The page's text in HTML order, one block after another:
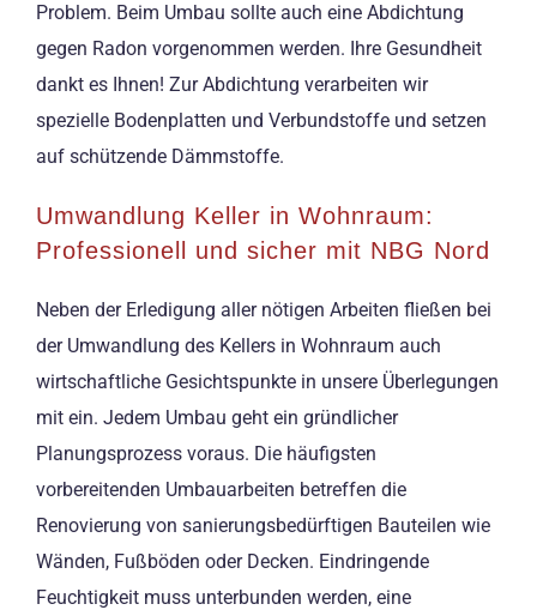
Problem. Beim Umbau sollte auch eine Abdichtung
gegen Radon vorgenommen werden. Ihre Gesundheit
dankt es Ihnen! Zur Abdichtung verarbeiten wir
spezielle Bodenplatten und Verbundstoffe und setzen
auf schützende Dämmstoffe.
Umwandlung Keller in Wohnraum:
Professionell und sicher mit NBG Nord
Neben der Erledigung aller nötigen Arbeiten fließen bei
der Umwandlung des Kellers in Wohnraum auch
wirtschaftliche Gesichtspunkte in unsere Überlegungen
mit ein. Jedem Umbau geht ein gründlicher
Planungsprozess voraus. Die häufigsten
vorbereitenden Umbauarbeiten betreffen die
Renovierung von sanierungsbedürftigen Bauteilen wie
Wänden, Fußböden oder Decken. Eindringende
Feuchtigkeit muss unterbunden werden, eine